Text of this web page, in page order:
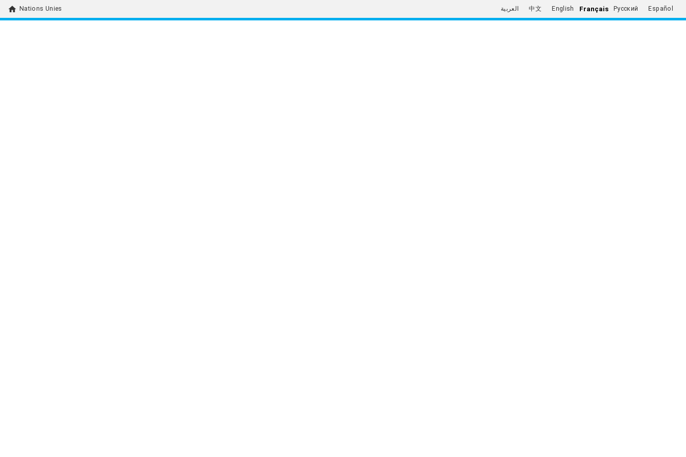
home Nations Unies العربية 中文 English Français Русский Español